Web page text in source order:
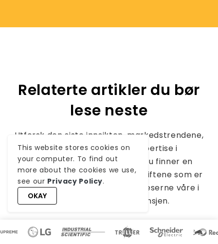
Relaterte artikler du bør
lese neste
Utforsk den siste innsikten, markedstrendene,
forbrukernes krav og ekspertise i
kunnskapshjørnet vårt, hvor du finner en
skattekiste av de nyeste oppskriftene som er
nøye sammensatt for å holde leserne våre i
forkant av teknologibransjen.
This website stores cookies on
your computer. To find out
more about the cookies we use,
see our Privacy Policy.
OKAY